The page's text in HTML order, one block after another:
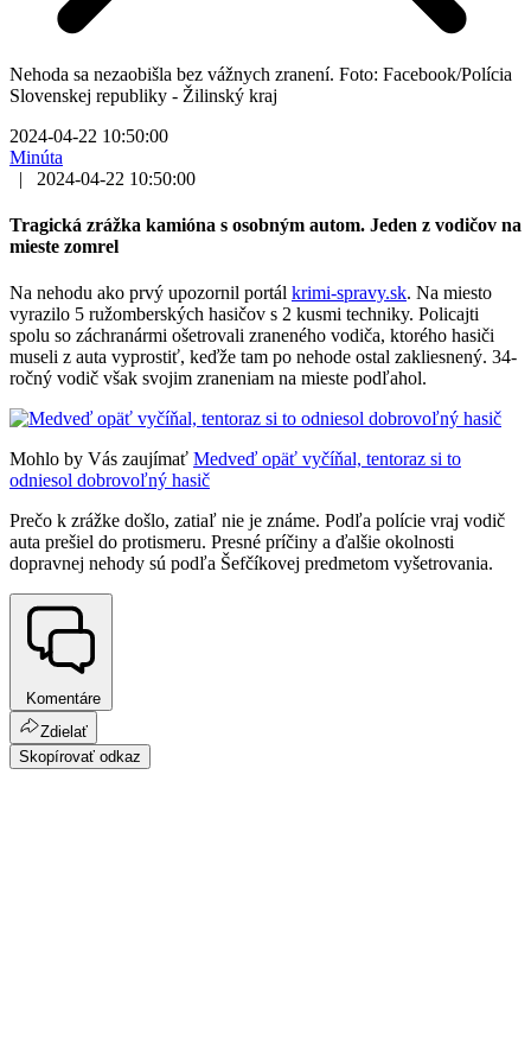
Nehoda sa nezaobišla bez vážnych zranení. Foto: Facebook/Polícia
Slovenskej republiky - Žilinský kraj
2024-04-22 10:50:00
Minúta
|
2024-04-22 10:50:00
Tragická zrážka kamióna s osobným autom. Jeden z vodičov na
mieste zomrel
Na nehodu ako prvý upozornil portál krimi-spravy.sk. Na miesto
vyrazilo 5 ružomberských hasičov s 2 kusmi techniky. Policajti
spolu so záchranármi ošetrovali zraneného vodiča, ktorého hasiči
museli z auta vyprostiť, keďže tam po nehode ostal zakliesnený. 34-
ročný vodič však svojim zraneniam na mieste podľahol.
Mohlo by Vás zaujímať Medveď opäť vyčíňal, tentoraz si to
odniesol dobrovoľný hasič
Prečo k zrážke došlo, zatiaľ nie je známe. Podľa polície vraj vodič
auta prešiel do protismeru. Presné príčiny a ďalšie okolnosti
dopravnej nehody sú podľa Šefčíkovej predmetom vyšetrovania.
Komentáre
Zdielať
Skopírovať odkaz